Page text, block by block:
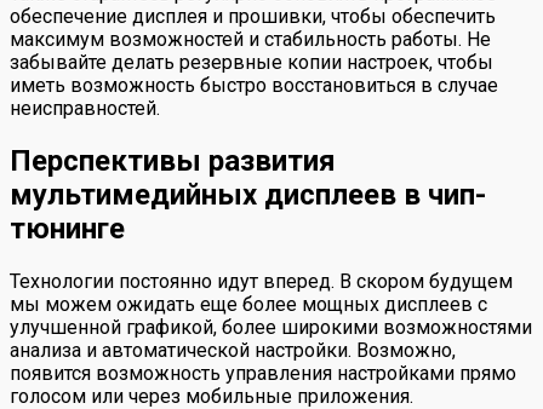
обеспечение дисплея и прошивки, чтобы обеспечить
максимум возможностей и стабильность работы. Не
забывайте делать резервные копии настроек, чтобы
иметь возможность быстро восстановиться в случае
неисправностей.
Перспективы развития
мультимедийных дисплеев в чип-
тюнинге
Технологии постоянно идут вперед. В скором будущем
мы можем ожидать еще более мощных дисплеев с
улучшенной графикой, более широкими возможностями
анализа и автоматической настройки. Возможно,
появится возможность управления настройками прямо
голосом или через мобильные приложения.